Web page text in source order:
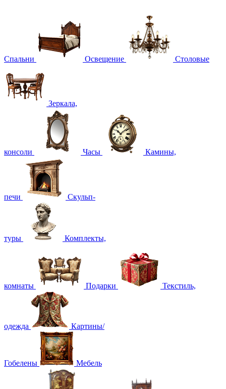
Спальни Освещение Столовые
Зеркала,
консоли Часы Камины,
печи Скульп-
туры Комплекты,
комнаты Подарки Текстиль,
одежда Картины/
Гобелены Мебель